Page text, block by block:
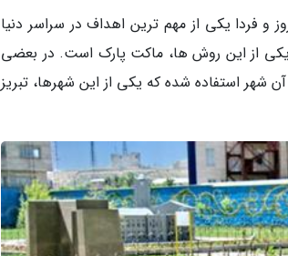
فردا یکی از مهم ترین اهداف در سراسر دنیا
از این روش ها، ماکت پارک است. در بعضی
شهر استفاده شده که یکی از این شهرها، تبریز